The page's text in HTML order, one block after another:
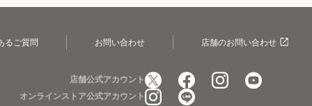
るご質問 お問い合わせ 店舗のお問い合わせ
店舗公式アカウント
オンラインストア公式アカウント